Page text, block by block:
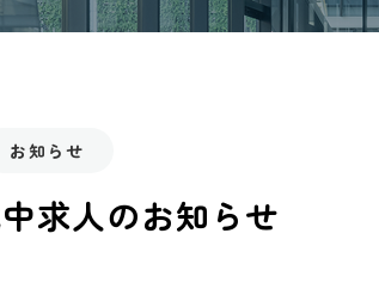
お知らせ
求人のお知らせ